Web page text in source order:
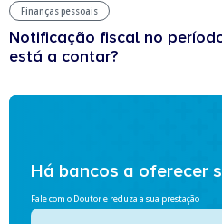
Finanças pessoais
Notificação fiscal no
está a contar?
Há bancos a oferecer
Fale com o Doutor e reduza a sua prestação